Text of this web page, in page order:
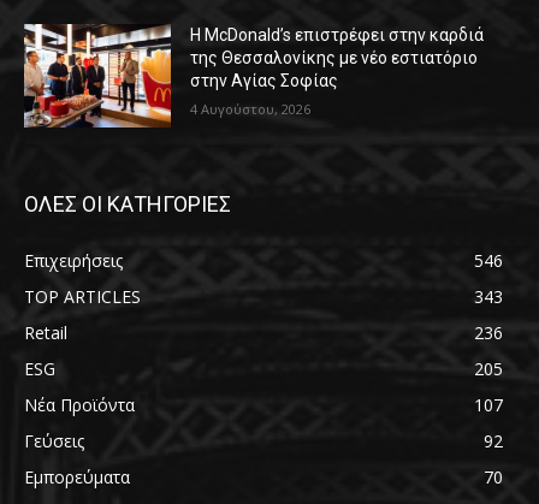
Η McDonald’s επιστρέφει στην καρδιά
της Θεσσαλονίκης με νέο εστιατόριο
στην Αγίας Σοφίας
4 Αυγούστου, 2026
ΟΛΕΣ ΟΙ ΚΑΤΗΓΟΡΙΕΣ
Επιχειρήσεις
546
TOP ARTICLES
343
Retail
236
ESG
205
Νέα Προϊόντα
107
Γεύσεις
92
Εμπορεύματα
70